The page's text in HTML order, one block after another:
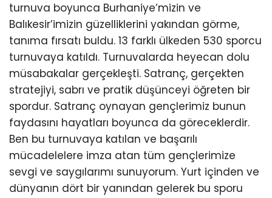
turnuva boyunca Burhaniye’mizin ve
Balıkesir’imizin güzelliklerini yakından görme,
tanıma fırsatı buldu. 13 farklı ülkeden 530 sporcu
turnuvaya katıldı. Turnuvalarda heyecan dolu
müsabakalar gerçekleşti. Satranç, gerçekten
stratejiyi, sabrı ve pratik düşünceyi öğreten bir
spordur. Satranç oynayan gençlerimiz bunun
faydasını hayatları boyunca da göreceklerdir.
Ben bu turnuvaya katılan ve başarılı
mücadelelere imza atan tüm gençlerimize
sevgi ve saygılarımı sunuyorum. Yurt içinden ve
dünyanın dört bir yanından gelerek bu sporu